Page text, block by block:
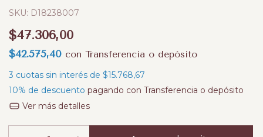
SKU: D18238007
$47.306,00
$42.575,40 con Transferencia o depósito
3 cuotas sin interés de $15.768,67
10% de descuento pagando con Transferencia o depósito
Ver más detalles